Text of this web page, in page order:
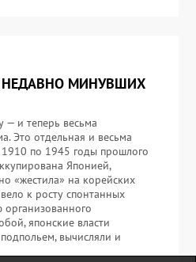
МИНУВШИХ
— и теперь весьма
Это отдельная и весьма
1910 по 1945 годы прошлого
Японией,
«жестила» на корейских
к росту спонтанных
организованного
японские власти
вычисляли и